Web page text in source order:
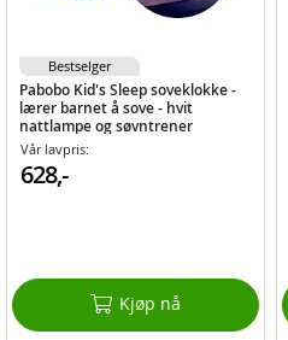
Pabobo Kid's Sleep soveklokke -
lærer barnet å sove - hvit
nattlampe og søvntrener
Vår lavpris:
628,-
Kjøp nå
Bestselger